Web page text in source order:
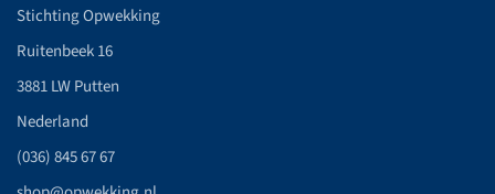
Stichting Opwekking
Ruitenbeek 16
3881 LW Putten
Nederland
(036) 845 67 67